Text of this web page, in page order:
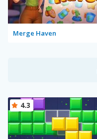
Merge Haven
4.3